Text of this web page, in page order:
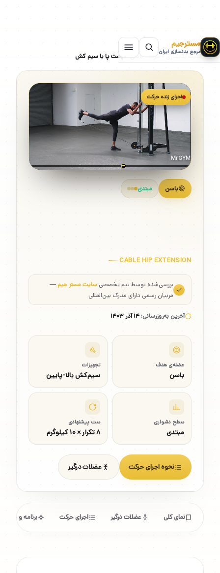
مسترجیم
مرجع بدنسازی ایران
سایت بدنسازی»حرکات باسن»پشت پا با سیم کش
باسن مبتدی
CABLE HIP EXTENSION
بررسی‌شده توسط تیم تخصصیسایت مستر جیم—
مربیان رسمی دارای مدرک بین‌المللی
آخرین به‌روزرسانی:۱۴ آذر ۱۴۰۳
عضله‌ی هدف
باسن
تجهیزات
سیم‌کش بالا-پایین
سطح دشواری
مبتدی
ست پیشنهادی
۸ تکرار × ۱۰ کیلوگرم
نحوه اجرای حرکت عضلات درگیر
اجرای زنده حرکت
MrGYM
نمای کلی عضلات درگیر اجرای حرکت برنامه و